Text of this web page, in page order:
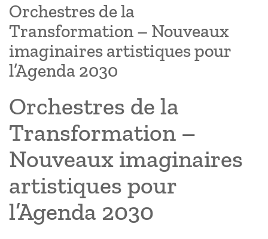
Orchestres de la
Transformation – Nouveaux
imaginaires artistiques pour
l’Agenda 2030
Orchestres de la
Transformation –
Nouveaux imaginaires
artistiques pour
l’Agenda 2030